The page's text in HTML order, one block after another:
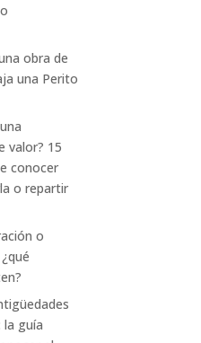
obra de
una Perito
valor? 15
conocer
o repartir
o
la guía